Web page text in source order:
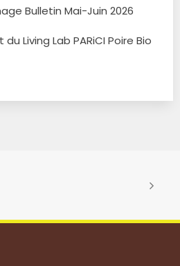
Bulletin Mai-Juin 2026
du Living Lab PARiCI Poire Bio